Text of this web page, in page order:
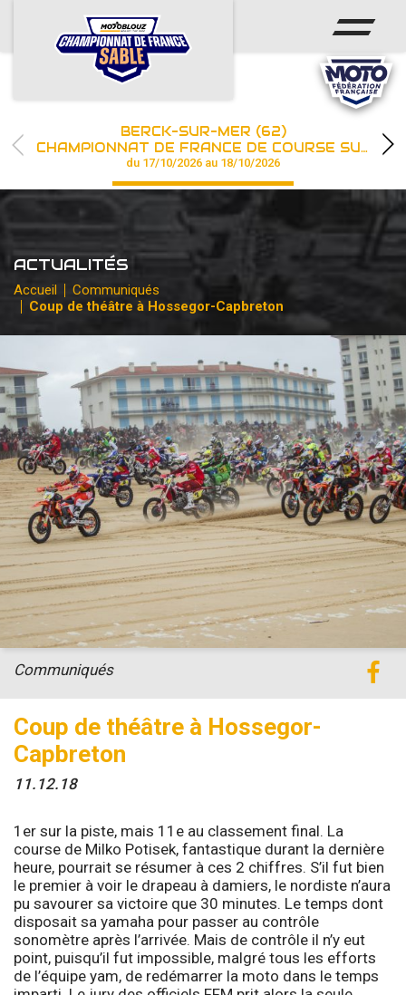
ACCUEIL
ACTUS
CHAMPIONNAT
RÉSULTATS
PHOTOS / WEB TV
PARTENAIRES
BERCK-SUR-MER (62)
CHAMPIONNAT DE FRANCE DE COURSE SUR SABLE
du 17/10/2026 au 18/10/2026
ACTUALITÉS
Accueil
Communiqués
Coup de théâtre à Hossegor-Capbreton
Coup de théâtre à Hossegor-
Capbreton
11.12.18
Communiqués
1er sur la piste, mais 11e au classement final. La
course de Milko Potisek, fantastique durant la dernière
heure, pourrait se résumer à ces 2 chiffres. S’il fut bien
le premier à voir le drapeau à damiers, le nordiste n’aura
pu savourer sa victoire que 30 minutes. Le temps dont
disposait sa yamaha pour passer au contrôle
sonomètre après l’arrivée. Mais de contrôle il n’y eut
point, puisqu’il fut impossible, malgré tous les efforts
de l’équipe yam, de redémarrer la moto dans le temps